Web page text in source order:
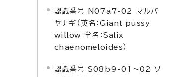
認識番号 N07a7-02 マルバ
ヤナギ（英名：Giant pussy
willow 学名：Salix
chaenomeloides ）
認識番号 S08b9-01～02 ソ